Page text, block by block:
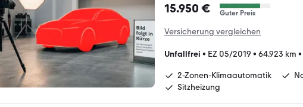
15.950 € Guter Preis
Versicherung vergleichen
Unfallfrei • EZ 05/2019 • 64.923 km •
2-Zonen-Klimaautomatik
Sitzheizung